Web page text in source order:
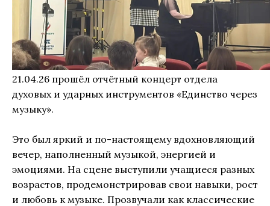
21.04.26 прошёл отчётный концерт отдела
духовых и ударных инструментов «Единство через
музыку».
Это был яркий и по-настоящему вдохновляющий
вечер, наполненный музыкой, энергией и
эмоциями. На сцене выступили учащиеся разных
возрастов, продемонстрировав свои навыки, рост
и любовь к музыке. Прозвучали как классические